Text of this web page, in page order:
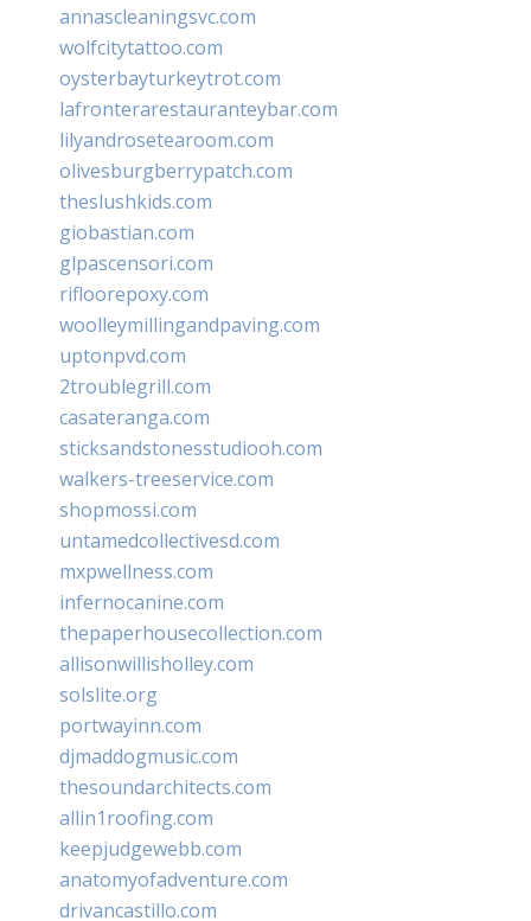
annascleaningsvc.com
wolfcitytattoo.com
oysterbayturkeytrot.com
lafronterarestauranteybar.com
lilyandrosetearoom.com
olivesburgberrypatch.com
theslushkids.com
giobastian.com
glpascensori.com
rifloorepoxy.com
woolleymillingandpaving.com
uptonpvd.com
2troublegrill.com
casateranga.com
sticksandstonesstudiooh.com
walkers-treeservice.com
shopmossi.com
untamedcollectivesd.com
mxpwellness.com
infernocanine.com
thepaperhousecollection.com
allisonwillisholley.com
solslite.org
portwayinn.com
djmaddogmusic.com
thesoundarchitects.com
allin1roofing.com
keepjudgewebb.com
anatomyofadventure.com
drivancastillo.com